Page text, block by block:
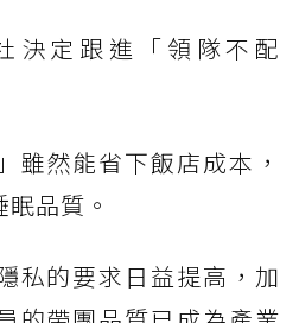
決定跟進「領隊不配
雖然能省下飯店成本，
品質。
私的要求日益提高，加